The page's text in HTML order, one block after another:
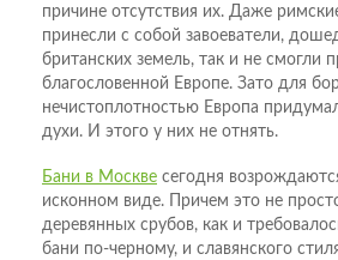
причине отсутствия их. Даже
принесли с собой завоеватели,
британских земель, так и не смогли
благословенной Европе. Зато для
нечистоплотностью Европа
духи. И этого у них не отнять.
Бани в Москве сегодня
исконном виде. Причем это не
деревянных срубов, как и
бани по-черному, и славянского